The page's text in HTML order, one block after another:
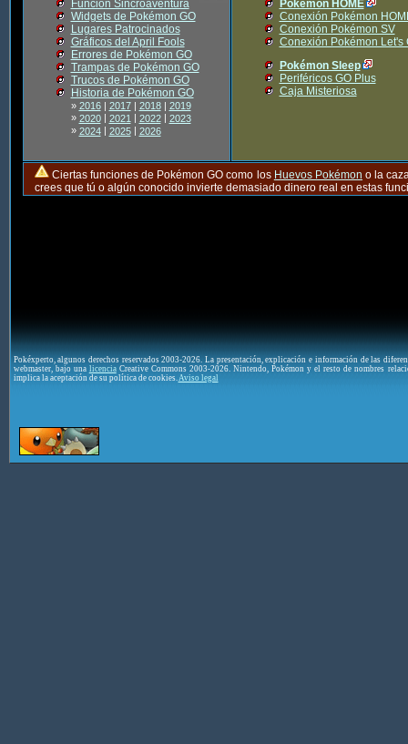
Función Sincroaventura
Widgets de Pokémon GO
Lugares Patrocinados
Gráficos del April Fools
Errores de Pokémon GO
Trampas de Pokémon GO
Trucos de Pokémon GO
Historia de Pokémon GO
» 2016| 2017| 2018| 2019
» 2020| 2021| 2022| 2023
» 2024| 2025| 2026
Pokémon HOME
Conexión Pokémon
Conexión Pokémon SV
Conexión Pokémon Let's
Pokémon Sleep
Periféricos GO Plus
Caja Misteriosa
Ciertas funciones de Pokémon GO como los Huevos Pokémon o la
crees que tú o algún conocido invierte demasiado dinero real en estas
Pokéxperto, algunos derechos reservados 2003-2026. La presentación, explicación e información de las
webmaster, bajo una licenciaCreative Commons 2003-2026. Nintendo, Pokémon y el resto de nombres
implica la aceptación de su política de cookies. Aviso legal